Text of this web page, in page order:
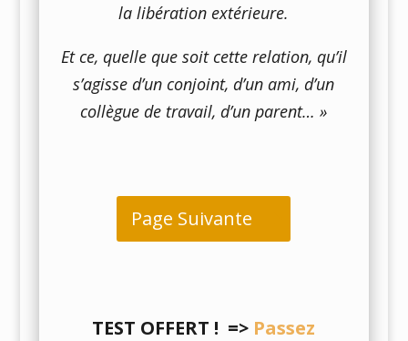
la libération extérieure.
Et ce, quelle que soit cette relation, qu’il
s’agisse d’un conjoint, d’un ami, d’un
collègue de travail, d’un parent… »
Page Suivante
TEST OFFERT ! => Passez